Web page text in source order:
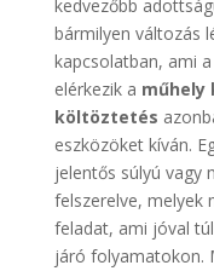
kedvezőbb
bármilyen változás
kapcsolatban, ami
elérkezik a
költöztetés
eszközöket kíván.
jelentős súlyú vagy
felszerelve, melyek
feladat, ami jóval
járó folyamatokon.